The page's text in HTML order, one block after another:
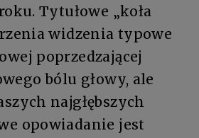
Tytułowe „koła
widzenia typowe
poprzedzającej
bólu głowy, ale
najgłębszych
opowiadanie jest